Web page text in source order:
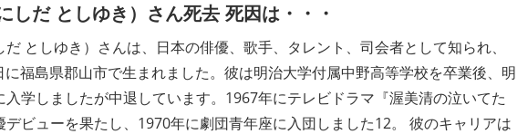
しだ としゆき）さん死去 死因は・・・
としゆき）さんは、日本の俳優、歌手、タレント、司会者として知られ、
福島県郡山市で生まれました。彼は明治大学付属中野高等学校を卒業後、明
入学しましたが中退しています。1967年にテレビドラマ『渥美清の泣いてた
デビューを果たし、1970年に劇団青年座に入団しました12。 彼のキャリアは